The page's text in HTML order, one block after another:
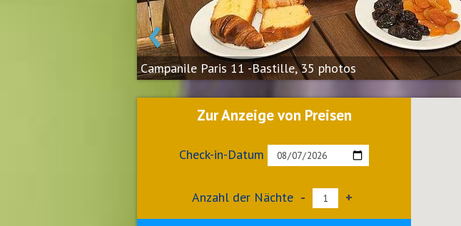
‹
Campanile Paris 11 -Bastille, 35 photos
Zur Anzeige von Preisen
Check-in-Datum
Anzahl der Nächte - +